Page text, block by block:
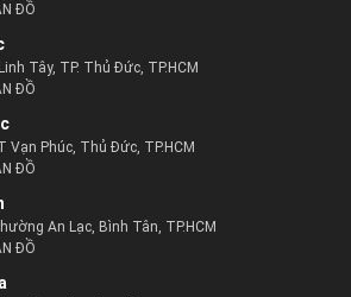
ĐỒ
Tây, TP. Thủ Đức, TP.HCM
ĐỒ
Vạn Phúc, Thủ Đức, TP.HCM
ĐỒ
An Lạc, Bình Tân, TP.HCM
ĐỒ